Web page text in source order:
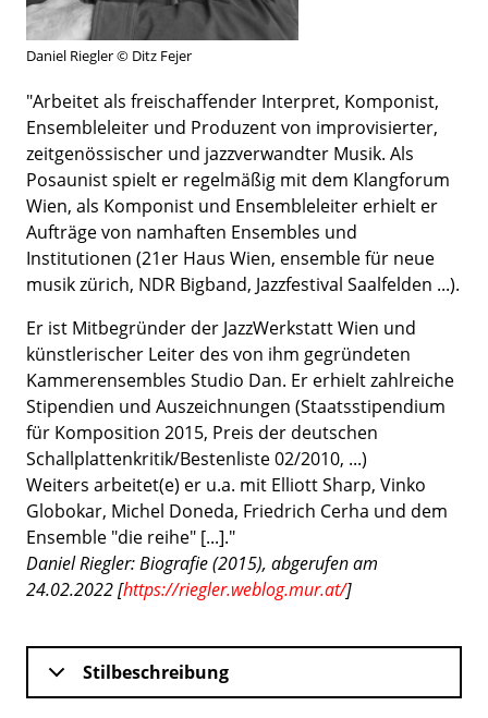
Daniel Riegler © Ditz Fejer
"Arbeitet als freischaffender Interpret, Komponist,
Ensembleleiter und Produzent von improvisierter,
zeitgenössischer und jazzverwandter Musik. Als
Posaunist spielt er regelmäßig mit dem Klangforum
Wien, als Komponist und Ensembleleiter erhielt er
Aufträge von namhaften Ensembles und
Institutionen (21er Haus Wien, ensemble für neue
musik zürich, NDR Bigband, Jazzfestival Saalfelden ...).
Er ist Mitbegründer der JazzWerkstatt Wien und
künstlerischer Leiter des von ihm gegründeten
Kammerensembles Studio Dan. Er erhielt zahlreiche
Stipendien und Auszeichnungen (Staatsstipendium
für Komposition 2015, Preis der deutschen
Schallplattenkritik/Bestenliste 02/2010, ...)
Weiters arbeitet(e) er u.a. mit Elliott Sharp, Vinko
Globokar, Michel Doneda, Friedrich Cerha und dem
Ensemble "die reihe" [...]."
Daniel Riegler: Biografie (2015), abgerufen am
24.02.2022 [https://riegler.weblog.mur.at/]
Stilbeschreibung